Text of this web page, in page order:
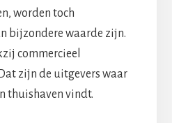
worden toch
bijzondere waarde zijn.
commercieel
zijn de uitgevers waar
thuishaven vindt.